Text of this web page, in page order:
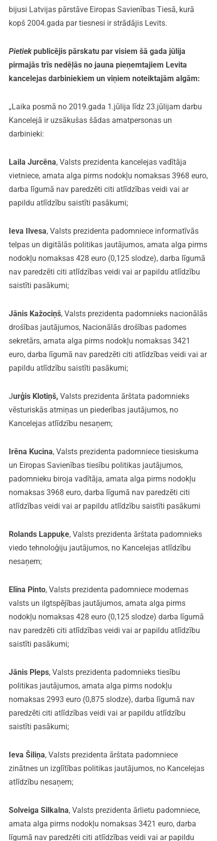
bijusi Latvijas pārstāve Eiropas Savienības Tiesā, kurā
kopš 2004.gada par tiesnesi ir strādājis Levits.
Pietiekpublicējis pārskatu par visiem šā gada jūlija
pirmajās trīs nedēļās no jauna pieņemtajiem Levita
kancelejas darbiniekiem un viņiem noteiktajām algām:
„Laika posmā no 2019.gada 1.jūlija līdz 23.jūlijam darbu
Kancelejā ir uzsākušas šādas amatpersonas un
darbinieki:
Laila Jurcēna, Valsts prezidenta kancelejas vadītāja
vietniece, amata alga pirms nodokļu nomaksas 3968 euro,
darba līgumā nav paredzēti citi atlīdzības veidi vai ar
papildu atlīdzību saistīti pasākumi;
Ieva Ilvesa, Valsts prezidenta padomniece informatīvās
telpas un digitālās politikas jautājumos, amata alga pirms
nodokļu nomaksas 428 euro (0,125 slodze), darba līgumā
nav paredzēti citi atlīdzības veidi vai ar papildu atlīdzību
saistīti pasākumi;
Jānis Kažociņš, Valsts prezidenta padomnieks nacionālās
drošības jautājumos, Nacionālās drošības padomes
sekretārs, amata alga pirms nodokļu nomaksas 3421
euro, darba līgumā nav paredzēti citi atlīdzības veidi vai ar
papildu atlīdzību saistīti pasākumi;
Jurģis Klotiņš, Valsts prezidenta ārštata padomnieks
vēsturiskās atmiņas un piederības jautājumos, no
Kancelejas atlīdzību nesaņem;
Irēna Kucina, Valsts prezidenta padomniece tiesiskuma
un Eiropas Savienības tiesību politikas jautājumos,
padomnieku biroja vadītāja, amata alga pirms nodokļu
nomaksas 3968 euro, darba līgumā nav paredzēti citi
atlīdzības veidi vai ar papildu atlīdzību saistīti pasākumi
Rolands Lappuķe, Valsts prezidenta ārštata padomnieks
viedo tehnoloģiju jautājumos, no Kancelejas atlīdzību
nesaņem;
Elīna Pinto, Valsts prezidenta padomniece modernas
valsts un ilgtspējības jautājumos, amata alga pirms
nodokļu nomaksas 428 euro (0,125 slodze) darba līgumā
nav paredzēti citi atlīdzības veidi vai ar papildu atlīdzību
saistīti pasākumi;
Jānis Pleps, Valsts prezidenta padomnieks tiesību
politikas jautājumos, amata alga pirms nodokļu
nomaksas 2993 euro (0,875 slodze), darba līgumā nav
paredzēti citi atlīdzības veidi vai ar papildu atlīdzību
saistīti pasākumi;
Ieva Šiliņa, Valsts prezidenta ārštata padomniece
zinātnes un izglītības politikas jautājumos, no Kancelejas
atlīdzību nesaņem;
Solveiga Silkalna, Valsts prezidenta ārlietu padomniece,
amata alga pirms nodokļu nomaksas 3421 euro, darba
līgumā nav paredzēti citi atlīdzības veidi vai ar papildu